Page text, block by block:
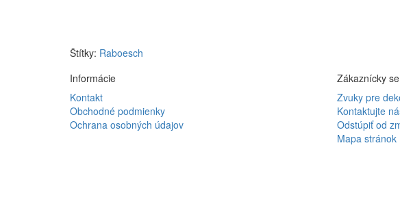
Štítky: Raboesch
Informácie
Kontakt
Obchodné podmienky
Ochrana osobných údajov
Zákaznícky
Zvuky pre
Kontaktujte
Odstúpiť od
Mapa stránok